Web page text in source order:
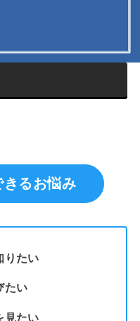
きるお悩み
りたい
たい
見たい